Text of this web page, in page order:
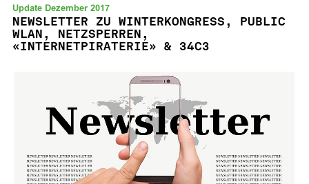
Update Dezember 2017
NEWSLETTER ZU WINTERKONGRESS, PUBLIC
WLAN, NETZSPERREN,
«INTERNETPIRATERIE» & 34C3